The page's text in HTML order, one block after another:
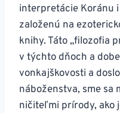
interpretácie Koránu
založenú na
knihy. Táto „filozofia
v týchto dňoch a
vonkajškovosti a
náboženstva, sme sa
ničiteľmi prírody, ako